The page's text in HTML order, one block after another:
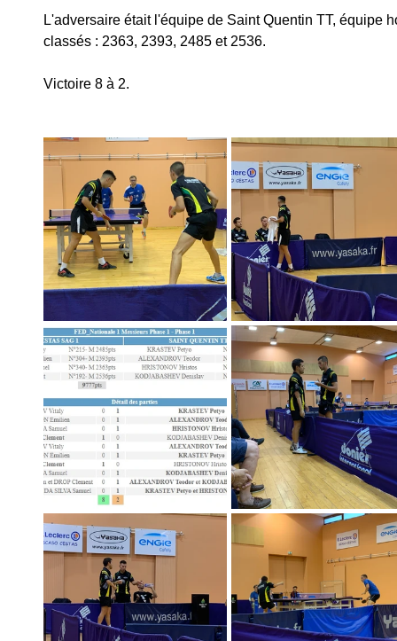
L'adversaire était l'équipe de Saint Quentin TT, équipe
classés : 2363, 2393, 2485 et 2536.
Victoire 8 à 2.